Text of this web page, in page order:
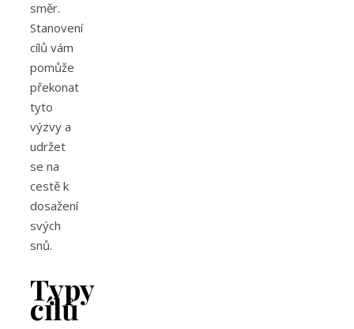
směr.
Stanovení
cílů vám
pomůže
překonat
tyto
výzvy a
udržet
se na
cestě k
dosažení
svých
snů.
Typy
cílů